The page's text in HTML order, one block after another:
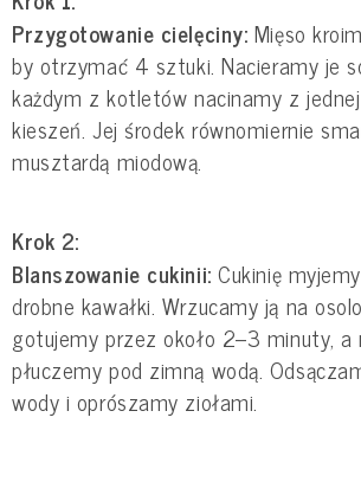
Przygotowanie cielęciny: Mięso
by otrzymać 4 sztuki. Nacieramy je
każdym z kotletów nacinamy z
kieszeń. Jej środek równomiernie
musztardą miodową.
Krok 2:
Blanszowanie cukinii:Cukinię
drobne kawałki. Wrzucamy ją na
gotujemy przez około 2–3 minuty, a
płuczemy pod zimną wodą.
wody i oprószamy ziołami.